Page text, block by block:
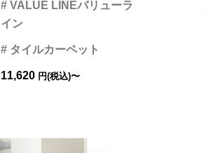
# VALUE LINEバリューラ
イン
# タイルカーペット
11,620 円(税込)〜